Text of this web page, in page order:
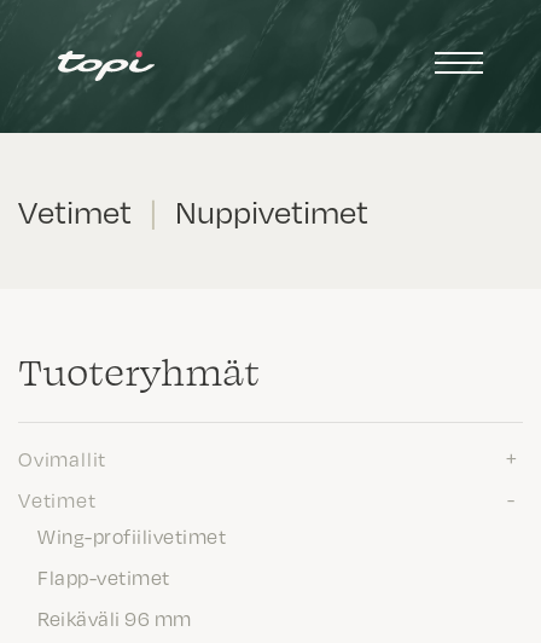
Vetimet | Nuppivetimet
Tuote­ryhmät
Ovimallit
Vetimet
Wing-profiilivetimet
Flapp-vetimet
Reikäväli 96 mm